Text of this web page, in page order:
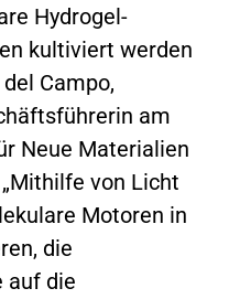
Hydrogel-
kultiviert werden
Campo,
am
Neue Materialien
von Licht
Motoren in
die
auf die